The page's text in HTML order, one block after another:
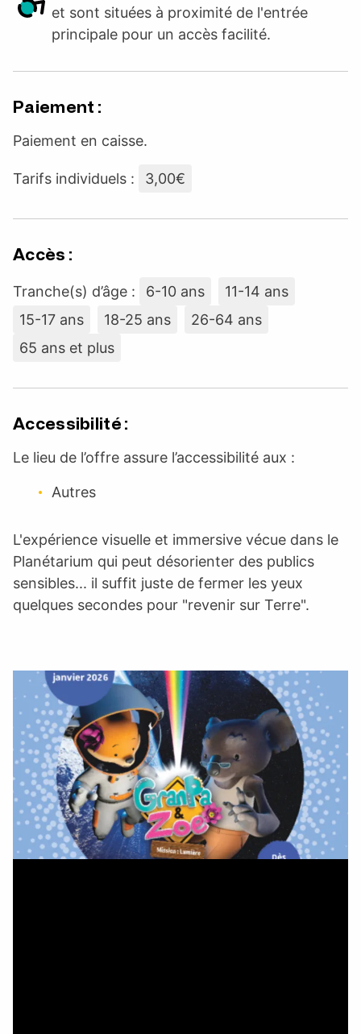
et sont situées à proximité de l'entrée
principale pour un accès facilité.
Paiement :
Paiement en caisse.
Tarifs individuels : 3,00€
Accès :
Tranche(s) d’âge : 6-10 ans
11-14 ans
15-17 ans
18-25 ans
26-64 ans
65 ans et plus
Accessibilité :
Le lieu de l’offre assure l’accessibilité aux :
Autres
L'expérience visuelle et immersive vécue dans le
Planétarium qui peut désorienter des publics
sensibles... il suffit juste de fermer les yeux
quelques secondes pour "revenir sur Terre".